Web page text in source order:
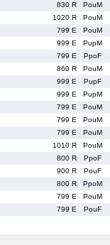
830 R
PouM
1020 R
PouM
799 E
PouM
999 E
PupM
799 E
PpoF
860 R
PouM
999 E
PupF
999 E
PupM
799 E
PouM
799 E
PouM
799 E
PouM
1010 R
PouM
800 R
PpoF
900 R
PouF
800 R
PpoM
799 E
PouM
799 E PouF